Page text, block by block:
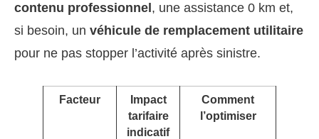
contenu professionnel , une assistance 0 km et,
si besoin, un véhicule de remplacement utilitaire
pour ne pas stopper l’activité après sinistre.
Facteur
Impact
tarifaire
indicatif
Comment
l’optimiser